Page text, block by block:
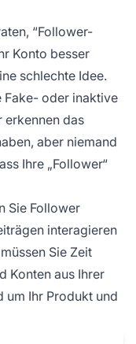
“Follower-
Konto besser
schlechte Idee.
Fake- oder inaktive
erkennen das
aber niemand
Ihre „Follower“
Sie Follower
interagieren
Sie Zeit
Konten aus Ihrer
um Ihr Produkt und